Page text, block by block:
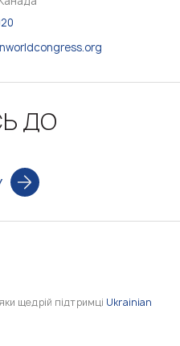
ДО
щедрій підтримці Ukrainian